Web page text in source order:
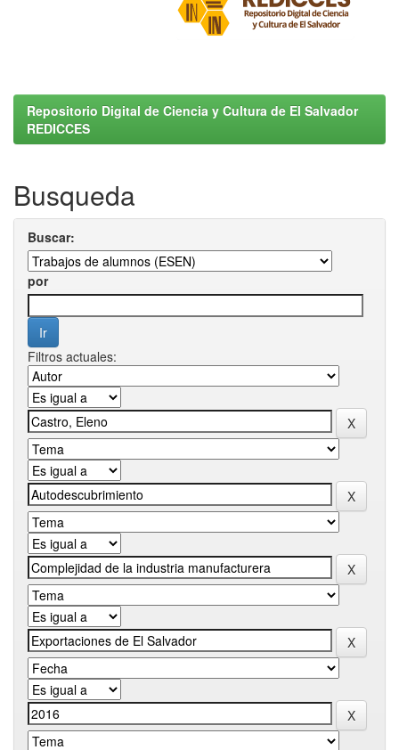
Repositorio Digital de Ciencia y Cultura de El Salvador
REDICCES
Busqueda
Buscar:
por
Filtros actuales: